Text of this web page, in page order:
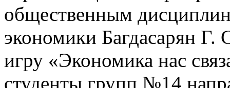
общественным
экономики Багдасарян Г.
игру «Экономика нас
студенты групп №14